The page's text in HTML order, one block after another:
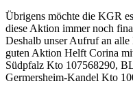
Übrigens möchte die KGR
diese Aktion immer noch
Deshalb unser Aufruf an
guten Aktion Helft Corina
Südpfalz Kto 107568290,
Germersheim-Kandel Kto